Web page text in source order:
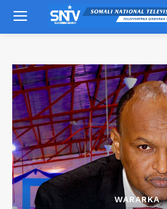
WARARKA